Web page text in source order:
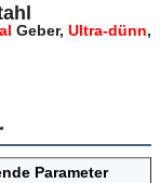
Geber, Ultra-dünn,
Parameter